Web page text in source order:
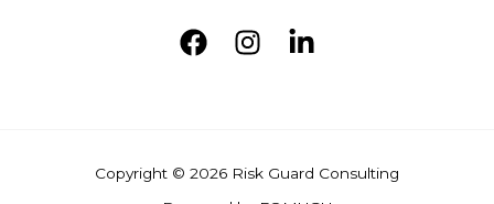
Copyright © 2026 Risk Guard Consulting